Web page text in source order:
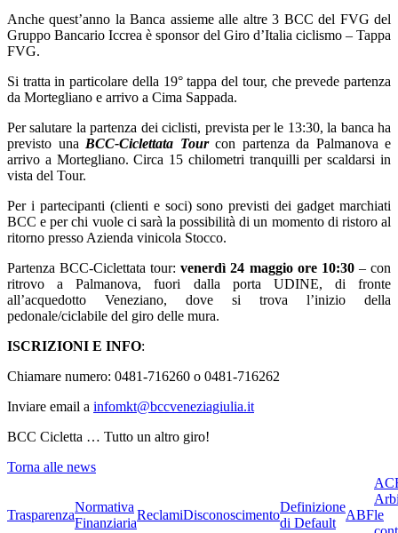
Anche quest’anno la Banca assieme alle altre 3 BCC del FVG del
Gruppo Bancario Iccrea è sponsor del Giro d’Italia ciclismo – Tappa
FVG.
Si tratta in particolare della 19° tappa del tour, che prevede partenza
da Mortegliano e arrivo a Cima Sappada.
Per salutare la partenza dei ciclisti, prevista per le 13:30, la banca ha
previsto una BCC-Ciclettata Tourcon partenza da Palmanova e
arrivo a Mortegliano. Circa 15 chilometri tranquilli per scaldarsi in
vista del Tour.
Per i partecipanti (clienti e soci) sono previsti dei gadget marchiati
BCC e per chi vuole ci sarà la possibilità di un momento di ristoro al
ritorno presso Azienda vinicola Stocco.
Partenza BCC-Ciclettata tour:venerdì 24 maggio ore 10:30– con
ritrovo a Palmanova, fuori dalla porta UDINE, di fronte
all’acquedotto Veneziano, dove si trova l’inizio della
pedonale/ciclabile del giro delle mura.
ISCRIZIONI E INFO:
Chiamare numero: 0481-716260 o 0481-716262
Inviare email a infomkt@bccveneziagiulia.it
BCC Cicletta … Tutto un altro giro!
Torna alle news
Trasparenza
Normativa
Finanziaria
ReclamiDisconoscimento
Definizione
di Default
ABFle